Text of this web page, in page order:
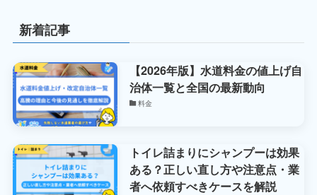
新着記事
【2026年版】水道料金の値上げ自
治体一覧と全国の最新動向
料金
トイレ詰まりにシャンプーは効果
ある？正しい直し方や注意点・業
者へ依頼すべきケースを解説